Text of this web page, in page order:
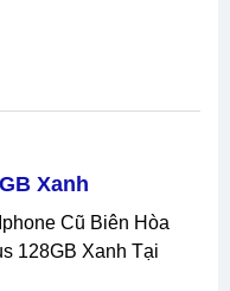
Xanh
128GB Xanh Tại